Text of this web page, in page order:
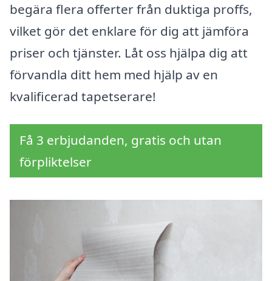
begära flera offerter från duktiga proffs,
vilket gör det enklare för dig att jämföra
priser och tjänster. Låt oss hjälpa dig att
förvandla ditt hem med hjälp av en
kvalificerad tapetserare!
Få 3 erbjudanden, gratis och utan
förpliktelser